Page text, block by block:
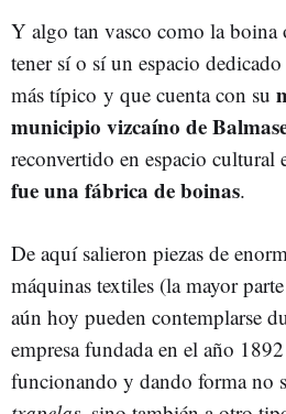
Y algo tan vasco como la boina
tener sí o sí un espacio
más típico y que cuenta con su
municipio vizcaíno de
reconvertido en espacio cultural
fue una fábrica de boinas.
De aquí salieron piezas de
máquinas textiles (la mayor
aún hoy pueden contemplarse
empresa fundada en el año
funcionando y dando forma no